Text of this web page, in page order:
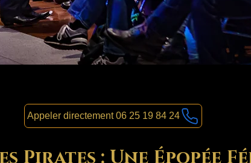
Appeler directement 06 25 19 84 24
Pirates : Une Épopée